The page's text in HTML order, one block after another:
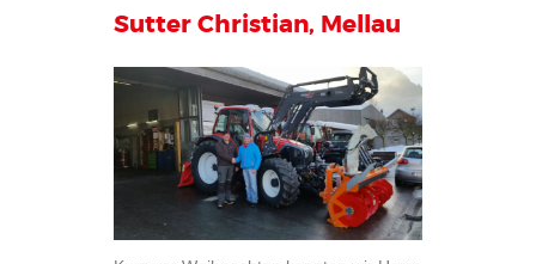
Sutter Christian, Mellau